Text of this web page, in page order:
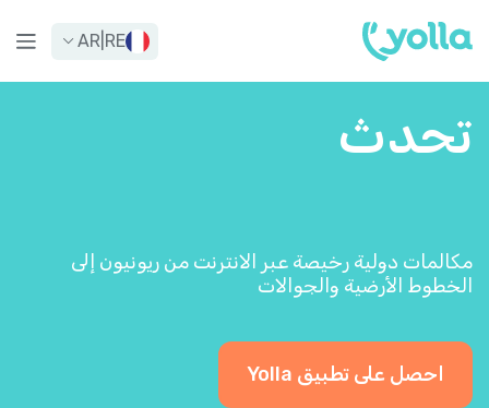
RE
AR
تحدث
مكالمات دولية رخيصة عبر الانترنت من ريونيون إلى
الخطوط الأرضية والجوالات
احصل على تطبيق Yolla